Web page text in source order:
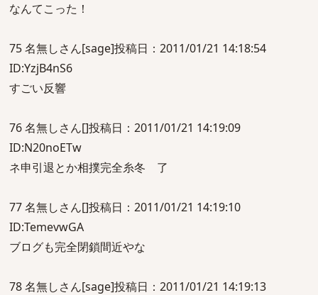
なんてこった！
75 名無しさん[sage]投稿日：2011/01/21 14:18:54
ID:YzjB4nS6
すごい反響
76 名無しさん[]投稿日：2011/01/21 14:19:09
ID:N20noETw
ネ申引退とか相撲完全糸冬 了
77 名無しさん[]投稿日：2011/01/21 14:19:10
ID:TemevwGA
ブログも完全閉鎖間近やな
78 名無しさん[sage]投稿日：2011/01/21 14:19:13